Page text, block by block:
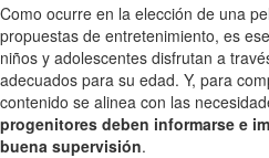
Como ocurre en la elección de una
propuestas de entretenimiento, es
niños y adolescentes disfrutan a
adecuados para su edad. Y, para
contenido se alinea con las
progenitores deben informarse e
buena supervisión.